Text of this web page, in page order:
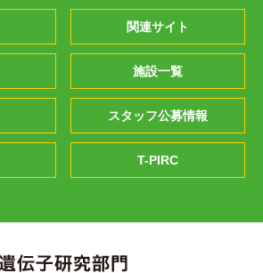
関連サイト
施設一覧
スタッフ公募情報
T-PIRC